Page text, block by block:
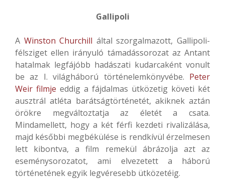
Gallipoli
A Winston Churchill által szorgalmazott, Gallipoli-
félsziget ellen irányuló támadássorozat az Antant
hatalmak legfájóbb hadászati kudarcaként vonult
be az I. világháború történelemkönyvébe. Peter
Weir filmje eddig a fájdalmas ütközetig követi két
ausztrál atléta barátságtörténetét, akiknek aztán
örökre megváltoztatja az életét a csata.
Mindamellett, hogy a két férfi kezdeti rivalizálása,
majd későbbi megbékülése is rendkívül érzelmesen
lett kibontva, a film remekül ábrázolja azt az
eseménysorozatot, ami elvezetett a háború
történetének egyik legvéresebb ütközetéig.